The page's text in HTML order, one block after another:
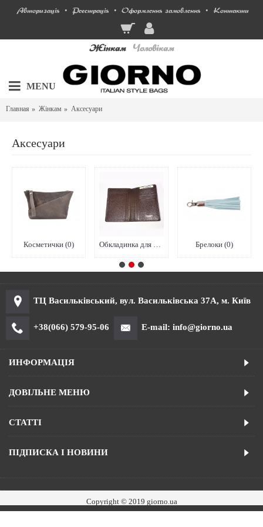
Авторизація • Реєстрація • Оформлення замовлення • Контакти
Жінкам Чоловікам
MENU
Главная Жінкам Аксесуари
Аксесуари
Косметички (0) Обкладинка для документів (0) Брелоки (0)
ТЦ Васильківський, вул. Васильківська 37А, м. Київ
+38(066) 579-95-06 E-mail: info@giorno.ua
ИНФОРМАЦІЯ
ДОВІЛЬНЕ МЕНЮ
СТАТТІ
ПІДПИСКА І НОВИНИ
Copyright © 2019 giorno.ua